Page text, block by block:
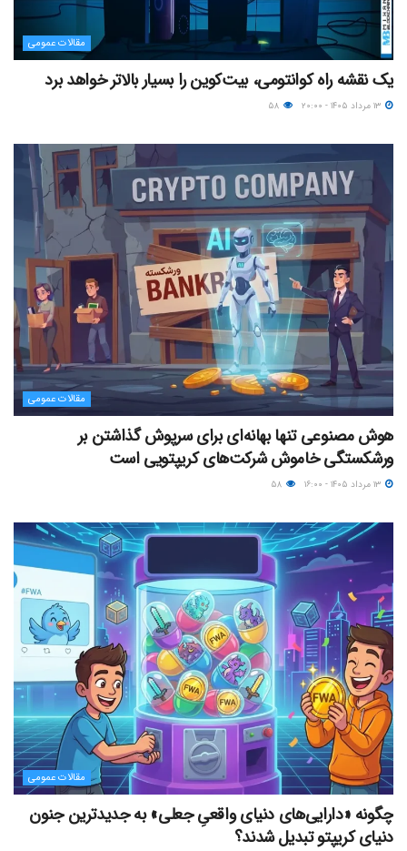
مقالات عمومی
یک نقشه راه کوانتومی، بیت‌کوین را بسیار بالاتر خواهد برد
مقالات عمومی
هوش مصنوعی تنها بهانه‌ای برای سرپوش گذاشتن بر
ورشکستگی خاموش شرکت‌های کریپتویی است
مقالات عمومی
چگونه «دارایی‌های دنیای واقعیِ جعلی» به جدیدترین جنون
دنیای کریپتو تبدیل شدند؟